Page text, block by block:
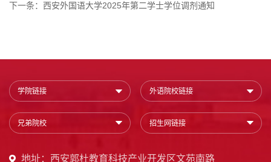
下一条： 西安外国语大学2025年第二学士学位调剂通知
学院链接 外语院校链接
兄弟院校 招生网链接
地址：西安郭杜教育科技产业开发区文苑南路